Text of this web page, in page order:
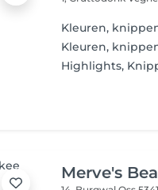
Kleuren,
Kleuren,
Highlights,
Merve's